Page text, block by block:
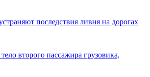
последствия ливня на дорогах
второго пассажира грузовика,